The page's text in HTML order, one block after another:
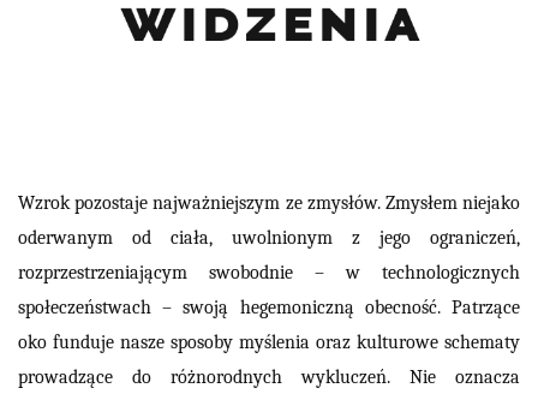
Wzrok pozostaje najważniejszym ze zmysłów. Zmysłem niejako
oderwanym od ciała, uwolnionym z jego ograniczeń,
rozprzestrzeniającym swobodnie – w technologicznych
społeczeństwach – swoją hegemoniczną obecność. Patrzące
oko funduje nasze sposoby myślenia oraz kulturowe schematy
prowadzące do różnorodnych wykluczeń. Nie oznacza